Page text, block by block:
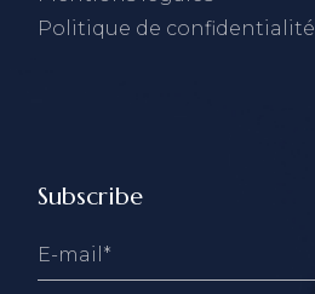
Politique de confidentialité
Subscribe